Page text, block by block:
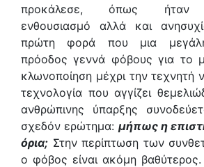
προκάλεσε, όπως ήταν
ενθουσιασμό αλλά και
πρώτη φορά που μια μεγάλη
πρόοδος γεννά φόβους για το
κλωνοποίηση μέχρι την τεχνητή
τεχνολογία που αγγίζει
ανθρώπινης ύπαρξης
σχεδόν ερώτημα: μήπως η
όρια; Στην περίπτωση των
ο φόβος είναι ακόμη